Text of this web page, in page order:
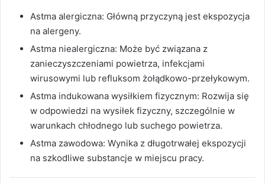
Astma alergiczna: Główną przyczyną jest ekspozycja
na alergeny.
Astma niealergiczna: Może być związana z
zanieczyszczeniami powietrza, infekcjami
wirusowymi lub refluksom żołądkowo-przełykowym.
Astma indukowana wysiłkiem fizycznym: Rozwija się
w odpowiedzi na wysiłek fizyczny, szczególnie w
warunkach chłodnego lub suchego powietrza.
Astma zawodowa: Wynika z długotrwałej ekspozycji
na szkodliwe substancje w miejscu pracy.